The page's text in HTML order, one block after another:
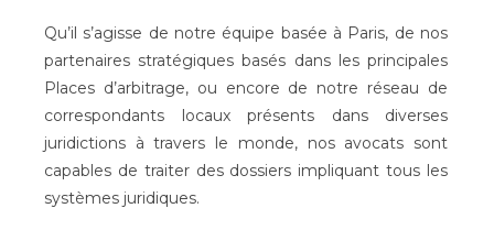
Qu’il s’agisse de notre équipe basée à Paris, de nos
partenaires stratégiques basés dans les principales
Places d’arbitrage, ou encore de notre réseau de
correspondants locaux présents dans diverses
juridictions à travers le monde, nos avocats sont
capables de traiter des dossiers impliquant tous les
systèmes juridiques.